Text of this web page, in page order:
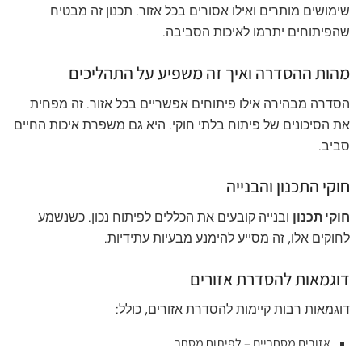
שימושים מותרים ואילו אסורים בכל אזור. תכנון זה מבטיח
שהפיתוחים יתרמו לאיכות הסביבה.
מהות ההסדרה ואיך זה משפיע על התהליכים
הסדרה מבהירה אילו פיתוחים אפשריים בכל אזור. זה מפחית
את הסיכונים של פיתוח בלתי חוקי. היא גם משפרת איכות החיים
סביב.
חוקי התכנון והבנייה
חוקי תכנון ובנייה קובעים את הכללים לפיתוח נכון. כשנשמע
לחוקים אלו, זה מסייע להימנע מבעיות עתידיות.
דוגמאות להסדרת אזורים
דוגמאות רבות קיימות להסדרת אזורים, כולל: